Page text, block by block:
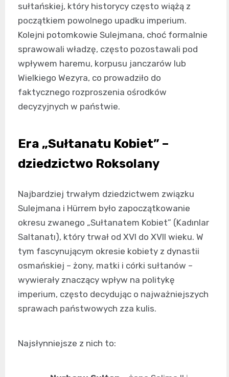
sułtańskiej, który historycy często wiążą z
początkiem powolnego upadku imperium.
Kolejni potomkowie Sulejmana, choć formalnie
sprawowali władzę, często pozostawali pod
wpływem haremu, korpusu janczarów lub
Wielkiego Wezyra, co prowadziło do
faktycznego rozproszenia ośrodków
decyzyjnych w państwie.
Era „Sułtanatu Kobiet” –
dziedzictwo Roksolany
Najbardziej trwałym dziedzictwem związku
Sulejmana i Hürrem było zapoczątkowanie
okresu zwanego „Sułtanatem Kobiet” (Kadınlar
Saltanatı), który trwał od XVI do XVII wieku. W
tym fascynującym okresie kobiety z dynastii
osmańskiej – żony, matki i córki sułtanów –
wywierały znaczący wpływ na politykę
imperium, często decydując o najważniejszych
sprawach państwowych zza kulis.
Najsłynniejsze z nich to: